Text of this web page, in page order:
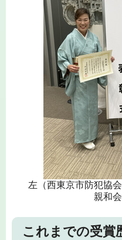
左（西東京市防犯協
親和
これまでの受賞